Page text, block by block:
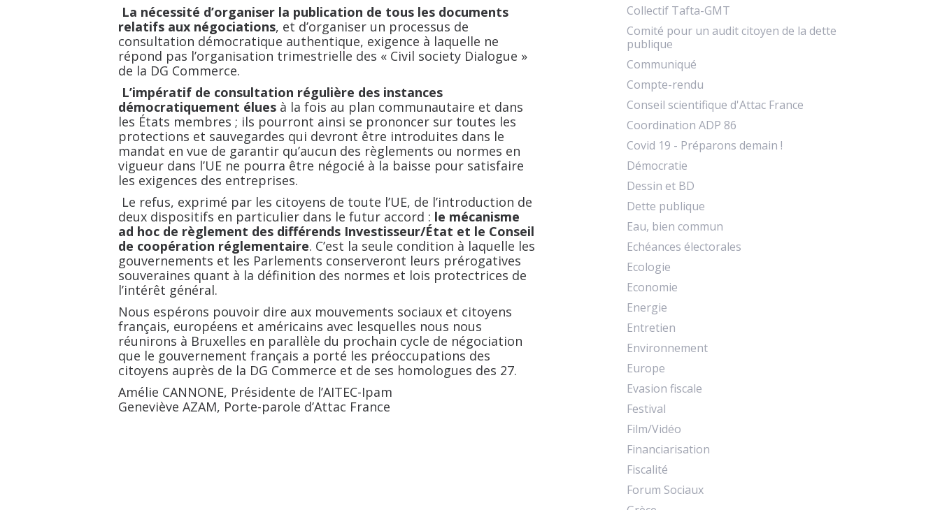
La nécessité d’organiser la publication de tous les documents
relatifs aux négociations, et d’organiser un processus de
consultation démocratique authentique, exigence à laquelle ne
répond pas l’organisation trimestrielle des « Civil society Dialogue »
de la DG Commerce.
L’impératif de consultation régulière des instances
démocratiquement éluesà la fois au plan communautaire et dans
les États membres ; ils pourront ainsi se prononcer sur toutes les
protections et sauvegardes qui devront être introduites dans le
mandat en vue de garantir qu’aucun des règlements ou normes en
vigueur dans l’UE ne pourra être négocié à la baisse pour satisfaire
les exigences des entreprises.
Le refus, exprimé par les citoyens de toute l’UE, de l’introduction de
deux dispositifs en particulier dans le futur accord : le mécanisme
ad hoc de règlement des différends Investisseur/État et le Conseil
de coopération réglementaire. C’est la seule condition à laquelle les
gouvernements et les Parlements conserveront leurs prérogatives
souveraines quant à la définition des normes et lois protectrices de
l’intérêt général.
Nous espérons pouvoir dire aux mouvements sociaux et citoyens
français, européens et américains avec lesquelles nous nous
réunirons à Bruxelles en parallèle du prochain cycle de négociation
que le gouvernement français a porté les préoccupations des
citoyens auprès de la DG Commerce et de ses homologues des 27.
Amélie CANNONE, Présidente de l’AITEC-Ipam
Geneviève AZAM, Porte-parole d’Attac France
Collectif Tafta-GMT
Comité pour un audit citoyen de la dette
publique
Communiqué
Compte-rendu
Conseil scientifique d'Attac France
Coordination ADP 86
Covid 19 - Préparons demain !
Démocratie
Dessin et BD
Dette publique
Eau, bien commun
Echéances électorales
Ecologie
Economie
Energie
Entretien
Environnement
Europe
Evasion fiscale
Festival
Film/Vidéo
Financiarisation
Fiscalité
Forum Sociaux